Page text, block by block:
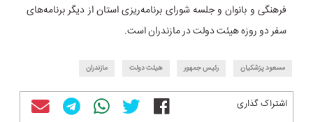
فرهنگی و بانوان و جلسه شورای برنامه‌ریزی استان از دیگر برنامه‌های
سفر دو روزه هیئت دولت در مازندران است.
مسعود پزشکیان رئیس جمهور هیئت دولت مازندران
اشتراک گذاری